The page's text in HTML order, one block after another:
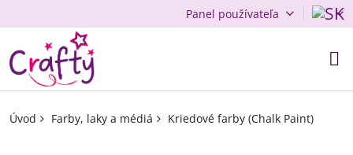
Panel používateľa
Úvod Farby, laky a médiá Kriedové farby (Chalk Paint)